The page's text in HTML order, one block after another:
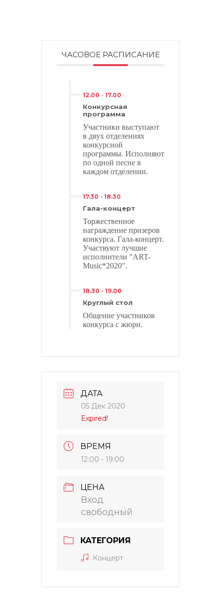
ЧАСОВОЕ РАСПИСАНИЕ
12.00 - 17.00
Конкурсная
программа
Участники выступают
в двух отделениях
конкурсной
программы. Исполняют
по одной песне в
каждом отделении.
17.30 - 18.30
Гала-концерт
Торжественное
награждение призеров
конкурса. Гала-концерт.
Участвуют лучшие
исполнители "ART-
Music*2020".
18.30 - 19.00
Круглый стол
Общение участников
конкурса с жюри.
ДАТА
05 Дек 2020
Expired!
ВРЕМЯ
12:00 - 19:00
ЦЕНА
Вход
свободный
КАТЕГОРИЯ
Концерт